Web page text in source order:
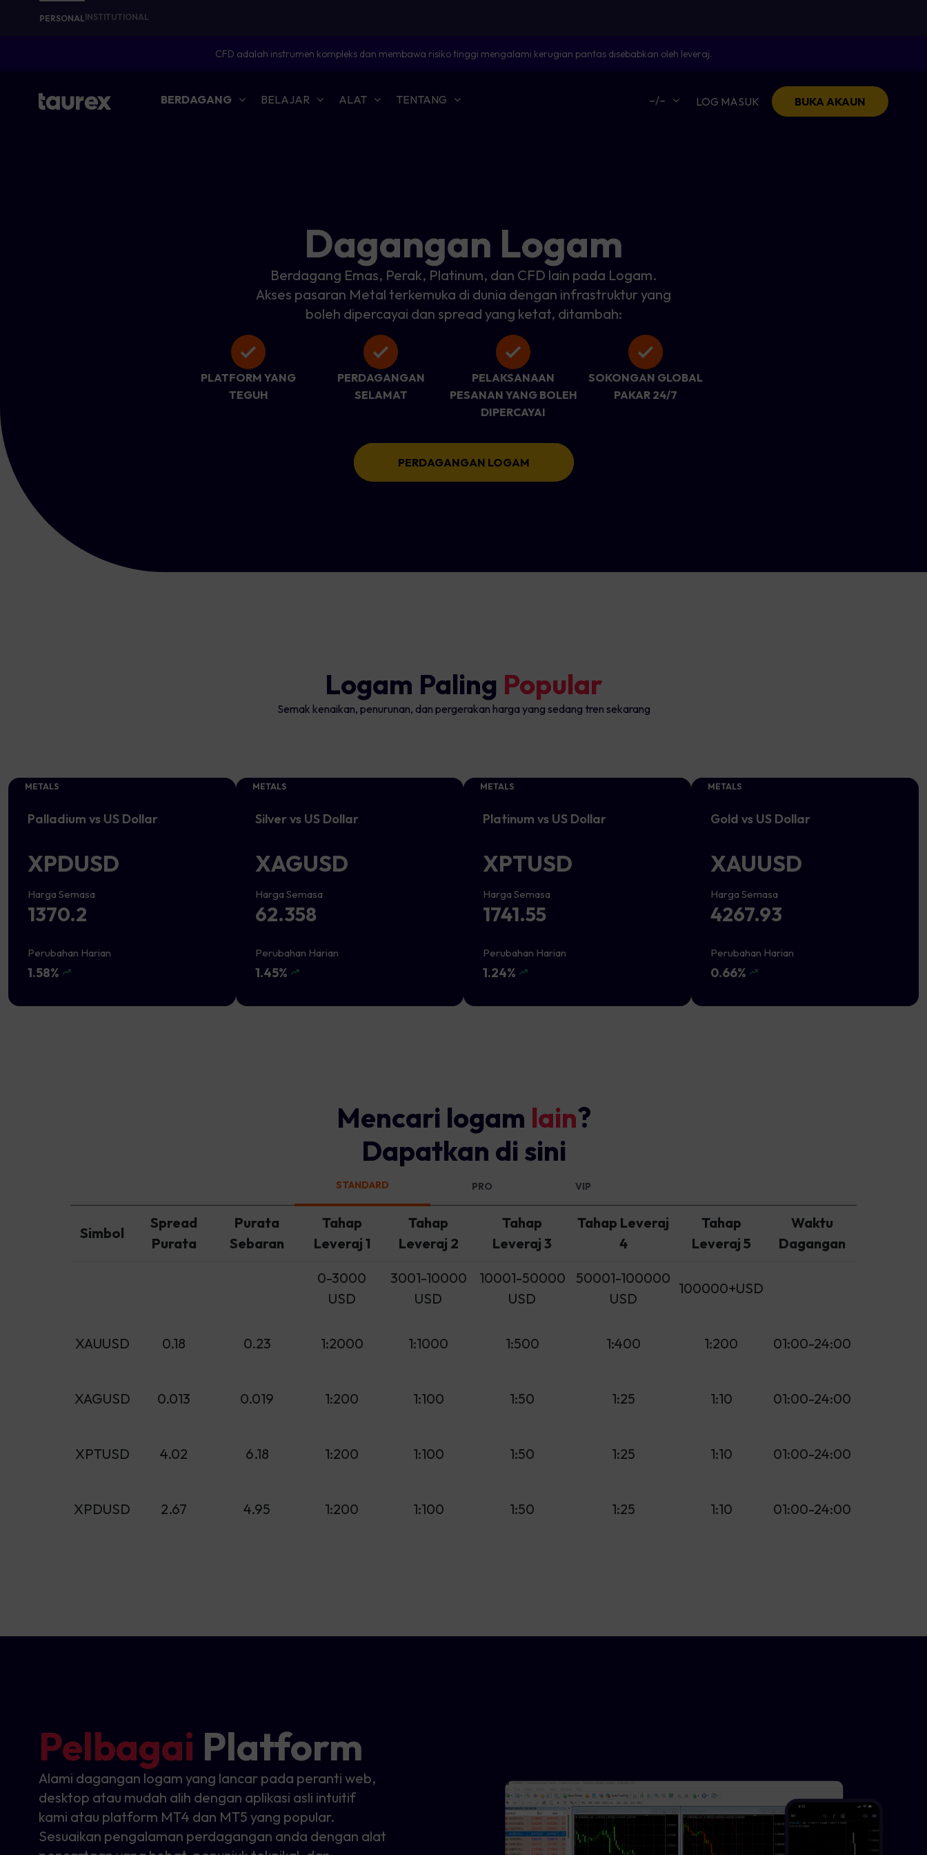
PERSONALINSTITUTIONAL
CFD adalah instrumen kompleks dan membawa risiko tinggi mengalami kerugian pantas disebabkan oleh leveraj.
BERDAGANG BELAJAR ALAT TENTANG –/– LOG MASUK BUKA AKAUN
Dagangan Logam
Berdagang Emas, Perak, Platinum, dan CFD lain pada Logam.
Akses pasaran Metal terkemuka di dunia dengan infrastruktur yang
boleh dipercayai dan spread yang ketat, ditambah:
PLATFORM YANG
TEGUH
PERDAGANGAN
SELAMAT
PELAKSANAAN
PESANAN YANG BOLEH
DIPERCAYAI
SOKONGAN GLOBAL
PAKAR 24/7
PERDAGANGAN LOGAM
Logam Paling Popular
Semak kenaikan, penurunan, dan pergerakan harga yang sedang tren sekarang
METALS
Palladium vs US Dollar
XPDUSD
Harga Semasa
1370.2
Perubahan Harian
1.58%
METALS
Silver vs US Dollar
XAGUSD
Harga Semasa
62.358
Perubahan Harian
1.45%
METALS
Platinum vs US Dollar
XPTUSD
Harga Semasa
1741.55
Perubahan Harian
1.24%
METALS
Gold vs US Dollar
XAUUSD
Harga Semasa
4267.93
Perubahan Harian
0.66%
Mencari logam lain?
Dapatkan di sini
STANDARD PRO VIP
Simbol
Spread
Purata
Purata
Sebaran
Tahap
Leveraj 1
Tahap
Leveraj 2
Tahap
Leveraj 3
Tahap Leveraj
4
Tahap
Leveraj 5
Waktu
Dagangan
0-3000
USD
3001-10000
USD
10001-50000
USD
50001-100000
USD
100000+USD
XAUUSD 0.18 0.23 1:2000 1:1000 1:500 1:400 1:200 01:00-24:00
XAGUSD 0.013 0.019 1:200 1:100 1:50 1:25 1:10 01:00-24:00
XPTUSD 4.02 6.18 1:200 1:100 1:50 1:25 1:10 01:00-24:00
XPDUSD 2.67 4.95 1:200 1:100 1:50 1:25 1:10 01:00-24:00
Pelbagai Platform
Alami dagangan logam yang lancar pada peranti web,
desktop atau mudah alih dengan aplikasi asli intuitif
kami atau platform MT4 dan MT5 yang popular.
Sesuaikan pengalaman perdagangan anda dengan alat